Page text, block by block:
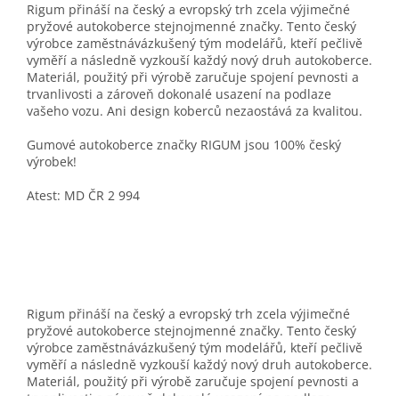
Rigum přináší na český a evropský trh zcela výjimečné
pryžové autokoberce stejnojmenné značky. Tento český
výrobce zaměstnávázkušený tým modelářů, kteří pečlivě
vyměří a následně vyzkouší každý nový druh autokoberce.
Materiál, použitý při výrobě zaručuje spojení pevnosti a
trvanlivosti a zároveň dokonalé usazení na podlaze
vašeho vozu. Ani design koberců nezaostává za kvalitou.
Gumové autokoberce značky RIGUM jsou 100% český
výrobek!
Atest: MD ČR 2 994
Rigum přináší na český a evropský trh zcela výjimečné
pryžové autokoberce stejnojmenné značky. Tento český
výrobce zaměstnávázkušený tým modelářů, kteří pečlivě
vyměří a následně vyzkouší každý nový druh autokoberce.
Materiál, použitý při výrobě zaručuje spojení pevnosti a